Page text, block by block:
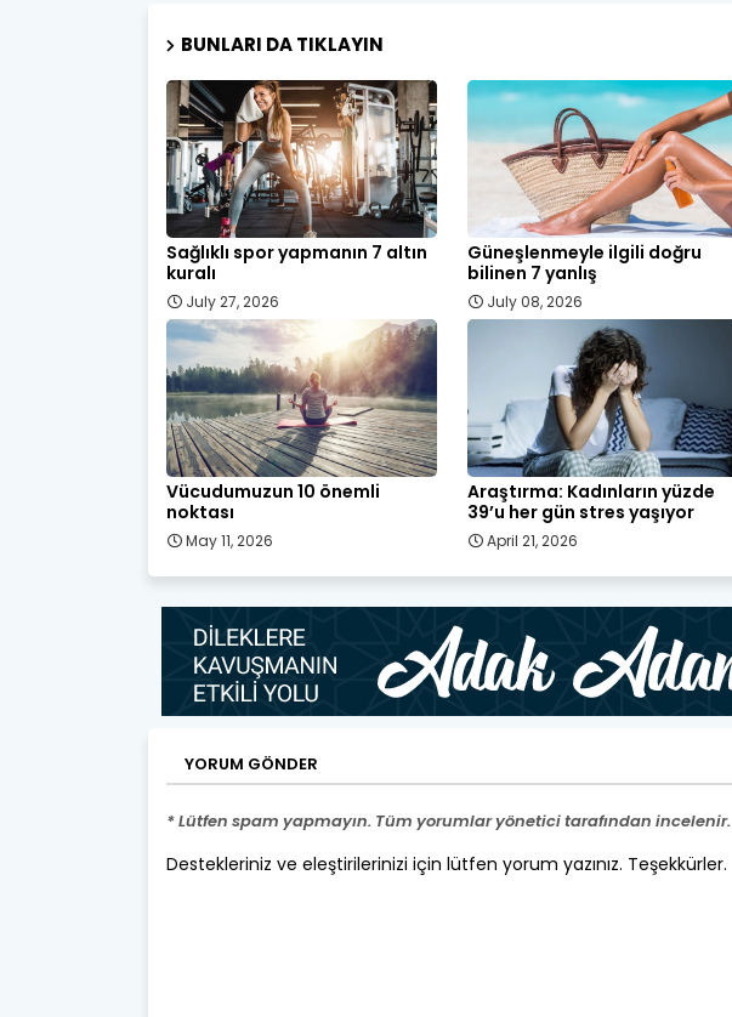
BUNLARI DA TIKLAYIN
Sağlıklı spor yapmanın 7 altın
kuralı
July 27, 2026
Güneşlenmeyle ilgili doğru
bilinen 7 yanlış
July 08, 2026
Vücudumuzun 10 önemli
noktası
May 11, 2026
Araştırma: Kadınların yüzde
39’u her gün stres yaşıyor
April 21, 2026
YORUM GÖNDER
* Lütfen spam yapmayın. Tüm yorumlar yönetici tarafından incelenir.
Destekleriniz ve eleştirilerinizi için lütfen yorum yazınız. Teşekkürler.